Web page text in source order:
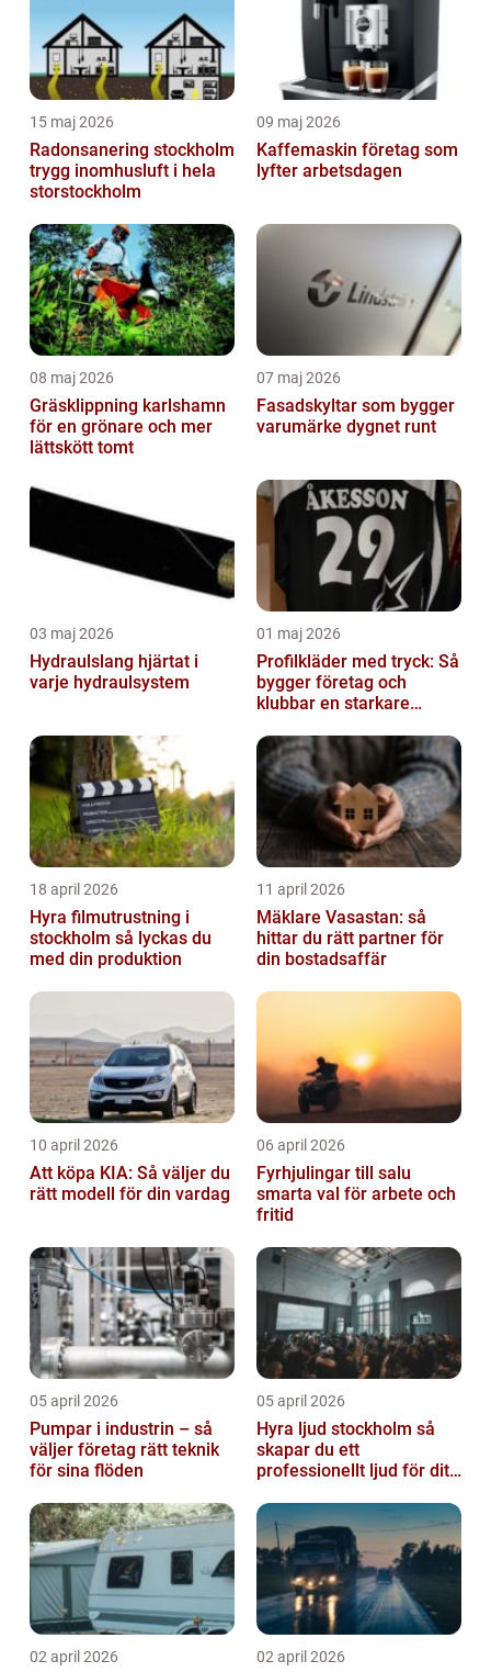
15 maj 2026
Radonsanering stockholm
trygg inomhusluft i hela
storstockholm
09 maj 2026
Kaffemaskin företag som
lyfter arbetsdagen
08 maj 2026
Gräsklippning karlshamn
för en grönare och mer
lättskött tomt
07 maj 2026
Fasadskyltar som bygger
varumärke dygnet runt
03 maj 2026
Hydraulslang hjärtat i
varje hydraulsystem
01 maj 2026
Profilkläder med tryck: Så
bygger företag och
klubbar en starkare
18 april 2026
Hyra filmutrustning i
stockholm så lyckas du
med din produktion
11 april 2026
Mäklare Vasastan: så
hittar du rätt partner för
din bostadsaffär
10 april 2026
Att köpa KIA: Så väljer du
rätt modell för din vardag
06 april 2026
Fyrhjulingar till salu
smarta val för arbete och
fritid
05 april 2026
Pumpar i industrin – så
väljer företag rätt teknik
för sina flöden
05 april 2026
Hyra ljud stockholm så
skapar du ett
professionellt ljud för ditt
02 april 2026 02 april 2026